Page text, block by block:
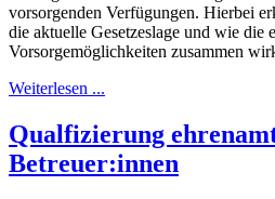
vorsorgenden Verfügungen. Hierbei
die aktuelle Gesetzeslage und wie die
Vorsorgemöglichkeiten zusammen
Weiterlesen ...
Qualfizierung
Betreuer:innen